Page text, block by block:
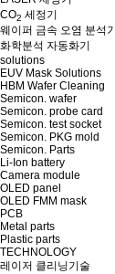
CO2 세정기
웨이퍼 금속 오염 분석기
화학분석 자동화기
solutions
EUV Mask Solutions
HBM Wafer Cleaning
Semicon. wafer
Semicon. probe card
Semicon. test socket
Semicon. PKG mold
Semicon. Parts
Li-Ion battery
Camera module
OLED panel
OLED FMM mask
PCB
Metal parts
Plastic parts
TECHNOLOGY
레이저 클리닝기술